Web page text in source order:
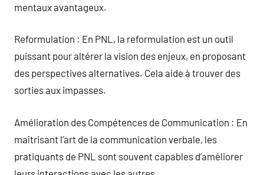
mentaux avantageux.
Reformulation : En PNL, la reformulation est un outil
puissant pour altérer la vision des enjeux, en proposant
des perspectives alternatives. Cela aide à trouver des
sorties aux impasses.
Amélioration des Compétences de Communication : En
maîtrisant l’art de la communication verbale, les
pratiquants de PNL sont souvent capables d’améliorer